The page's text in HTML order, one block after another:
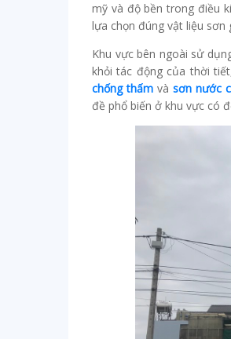
mỹ và độ bền trong điều
lựa chọn đúng vật liệu
Khu vực bên ngoài sử
khỏi tác động của thời
chống thấmvà sơn nước
đề phổ biến ở khu vực có